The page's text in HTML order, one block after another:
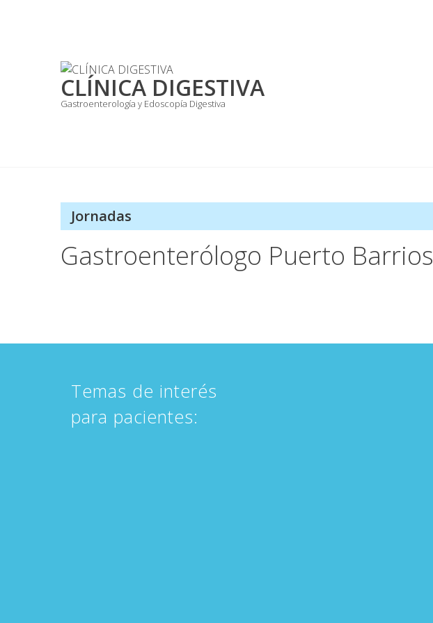
CLÍNICA DIGESTIVA
Gastroenterología y Edoscopía Digestiva
Jornadas
Gastroenterólogo Puerto Barrios
Temas de interés
para pacientes: